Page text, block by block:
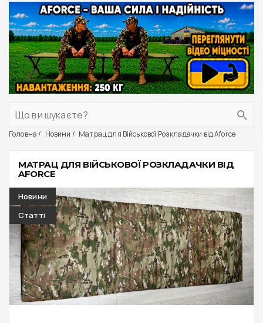
Головна Новини Матрац для Військової Розкладачки від Aforce
МАТРАЦ ДЛЯ ВІЙСЬКОВОЇ РОЗКЛАДАЧКИ ВІД
AFORCE
Новини
Статті